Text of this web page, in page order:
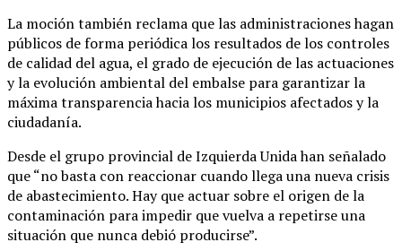
La moción también reclama que las administraciones hagan
públicos de forma periódica los resultados de los controles
de calidad del agua, el grado de ejecución de las actuaciones
y la evolución ambiental del embalse para garantizar la
máxima transparencia hacia los municipios afectados y la
ciudadanía.
Desde el grupo provincial de Izquierda Unida han señalado
que “no basta con reaccionar cuando llega una nueva crisis
de abastecimiento. Hay que actuar sobre el origen de la
contaminación para impedir que vuelva a repetirse una
situación que nunca debió producirse”.